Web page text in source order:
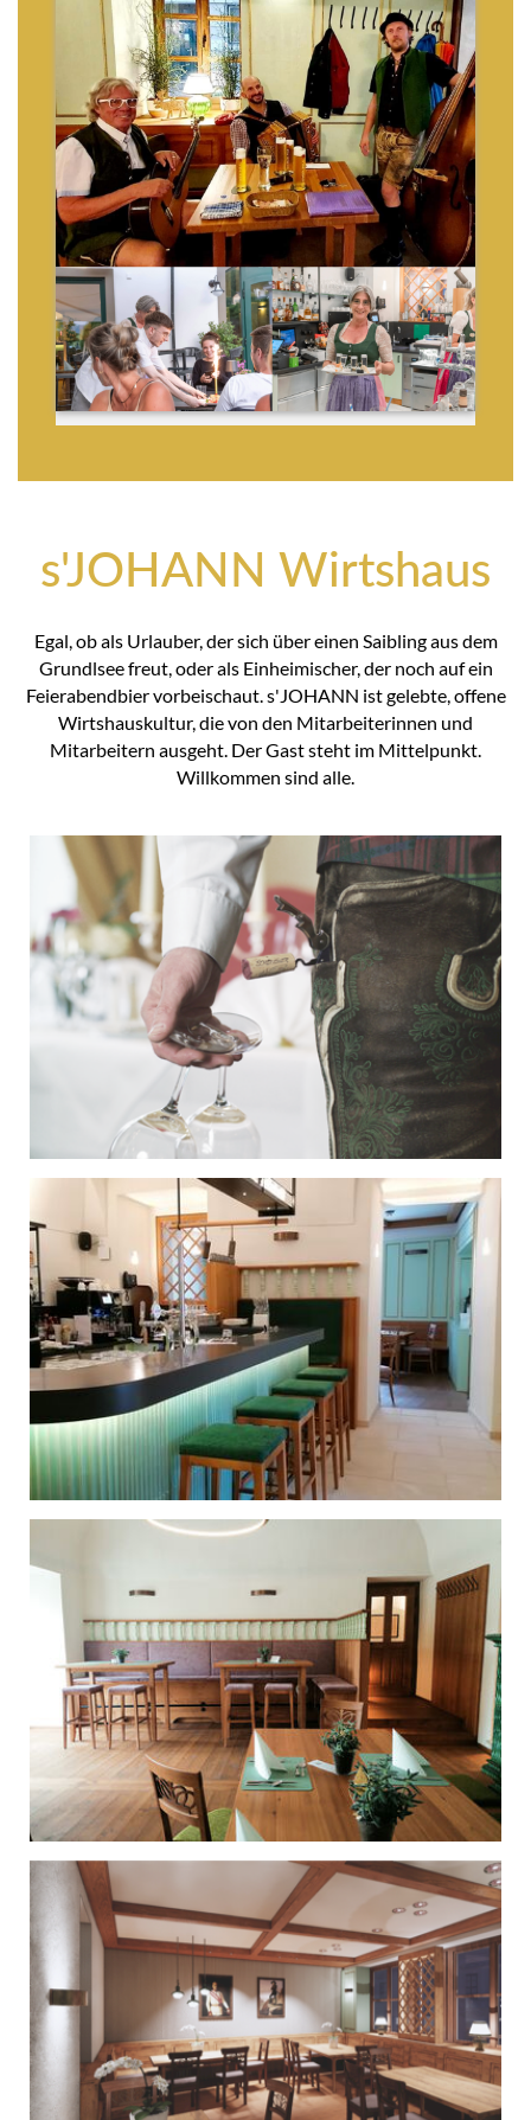
s'JOHANN Wirtshaus
Egal, ob als Urlauber, der sich über einen Saibling aus dem
Grundlsee freut, oder als Einheimischer, der noch auf ein
Feierabendbier vorbeischaut. s'JOHANN ist gelebte, offene
Wirtshauskultur, die von den Mitarbeiterinnen und
Mitarbeitern ausgeht. Der Gast steht im Mittelpunkt.
Willkommen sind alle.